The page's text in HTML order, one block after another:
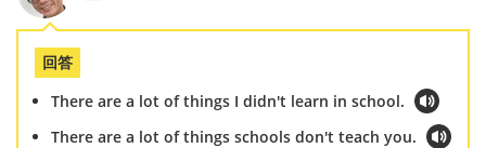
回答
There are a lot of things I didn't learn in school.
There are a lot of things schools don't teach you.